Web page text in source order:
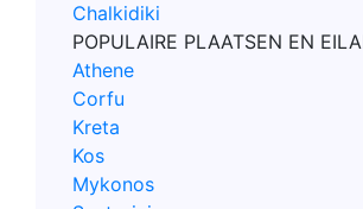
Chalkidiki
POPULAIRE PLAATSEN EN
Athene
Corfu
Kreta
Kos
Mykonos